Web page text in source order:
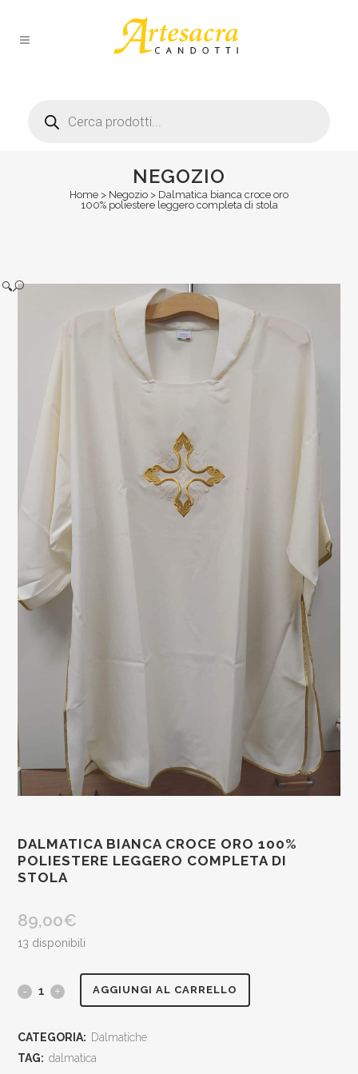
search
NEGOZIO
Home > Negozio > Dalmatica bianca croce oro
100% poliestere leggero completa di stola
🔍
DALMATICA BIANCA CROCE ORO 100%
POLIESTERE LEGGERO COMPLETA DI
STOLA
89,00€
13 disponibili
Dalmatica AGGIUNGI AL CARRELLO
CATEGORIA: Dalmatiche
TAG: dalmatica